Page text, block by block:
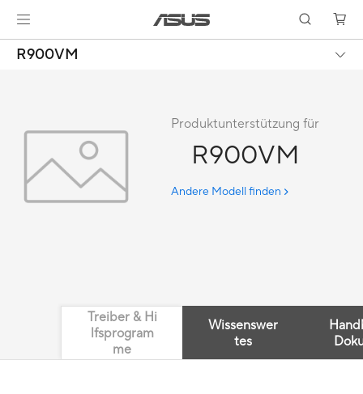
R900VM
Produktunterstützung für
R900VM
Andere Modell finden
Treiber & Hi
lfsprogram
me
Wissenswer
tes